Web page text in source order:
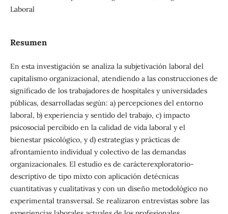
Laboral
Resumen
En esta investigación se analiza la subjetivación laboral del
capitalismo organizacional, atendiendo a las construcciones de
significado de los trabajadores de hospitales y universidades
públicas, desarrolladas según: a) percepciones del entorno
laboral, b) experiencia y sentido del trabajo, c) impacto
psicosocial percibido en la calidad de vida laboral y el
bienestar psicológico, y d) estrategias y prácticas de
afrontamiento individual y colectivo de las demandas
organizacionales. El estudio es de carácterexploratorio-
descriptivo de tipo mixto con aplicación detécnicas
cuantitativas y cualitativas y con un diseño metodológico no
experimental transversal. Se realizaron entrevistas sobre las